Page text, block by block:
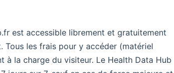
est accessible librement et gratuitement
les frais pour y accéder (matériel
la charge du visiteur. Le Health Data Hub